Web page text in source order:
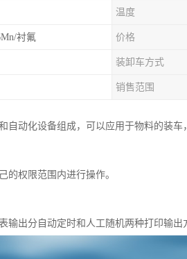
温度
衬氟 价格
装卸车方式
销售范围
自动化设备组成，可以应用于物料的装
的权限范围内进行操作。
输出分自动定时和人工随机两种打印输出